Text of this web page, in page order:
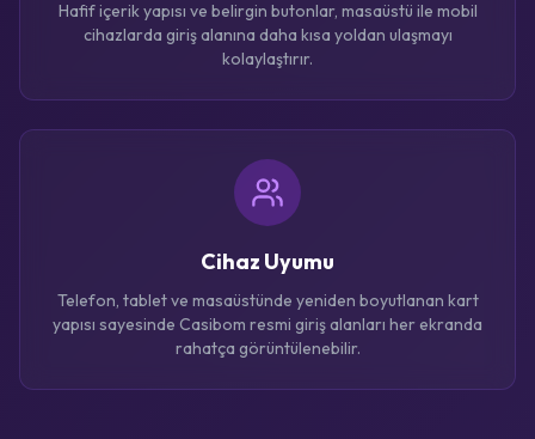
Hafif içerik yapısı ve belirgin butonlar, masaüstü ile mobil
cihazlarda giriş alanına daha kısa yoldan ulaşmayı
kolaylaştırır.
Cihaz Uyumu
Telefon, tablet ve masaüstünde yeniden boyutlanan kart
yapısı sayesinde Casibom resmi giriş alanları her ekranda
rahatça görüntülenebilir.